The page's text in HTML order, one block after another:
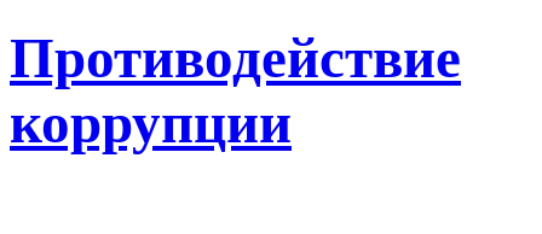
Противодействие
коррупции